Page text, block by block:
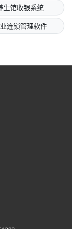
生馆收银系统
连锁管理软件